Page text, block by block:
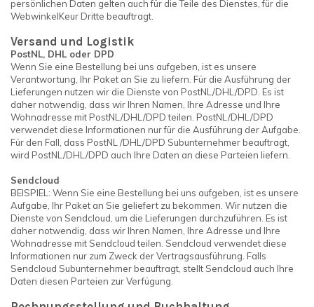
persönlichen Daten gelten auch für die Teile des Dienstes, für die
WebwinkelKeur Dritte beauftragt.
Versand und Logistik
PostNL, DHL oder DPD
Wenn Sie eine Bestellung bei uns aufgeben, ist es unsere
Verantwortung, Ihr Paket an Sie zu liefern. Für die Ausführung der
Lieferungen nutzen wir die Dienste von PostNL/DHL/DPD. Es ist
daher notwendig, dass wir Ihren Namen, Ihre Adresse und Ihre
Wohnadresse mit PostNL/DHL/DPD teilen. PostNL/DHL/DPD
verwendet diese Informationen nur für die Ausführung der Aufgabe.
Für den Fall, dass PostNL /DHL/DPD Subunternehmer beauftragt,
wird PostNL/DHL/DPD auch Ihre Daten an diese Parteien liefern.
Sendcloud
BEISPIEL: Wenn Sie eine Bestellung bei uns aufgeben, ist es unsere
Aufgabe, Ihr Paket an Sie geliefert zu bekommen. Wir nutzen die
Dienste von Sendcloud, um die Lieferungen durchzuführen. Es ist
daher notwendig, dass wir Ihren Namen, Ihre Adresse und Ihre
Wohnadresse mit Sendcloud teilen. Sendcloud verwendet diese
Informationen nur zum Zweck der Vertragsausführung. Falls
Sendcloud Subunternehmer beauftragt, stellt Sendcloud auch Ihre
Daten diesen Parteien zur Verfügung.